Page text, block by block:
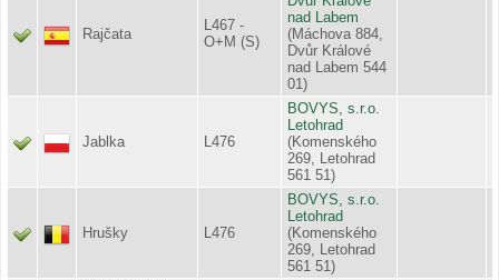
Rajčata
L467 -
O+M (S)
nad Labem
(Máchova 884,
Dvůr Králové
nad Labem 544
01)
Jablka L476
BOVYS, s.r.o.
Letohrad
(Komenského
269, Letohrad
561 51)
Hrušky L476
BOVYS, s.r.o.
Letohrad
(Komenského
269, Letohrad
561 51)